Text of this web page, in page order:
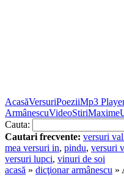
AcasăVersuriPoeziiMp3
ArmânescuVideoStiriMaxime
Cauta:
Cautari frecvente: versuri
mea versuri in, pindu, versuri
versuri lupci, vinuri de soi
acasă » dicţionar armânescu »